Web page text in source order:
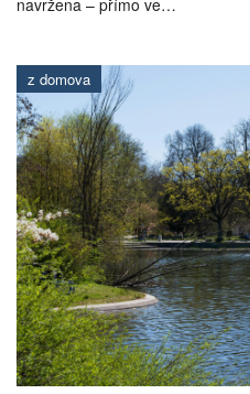
navržena – přímo ve…
z domova